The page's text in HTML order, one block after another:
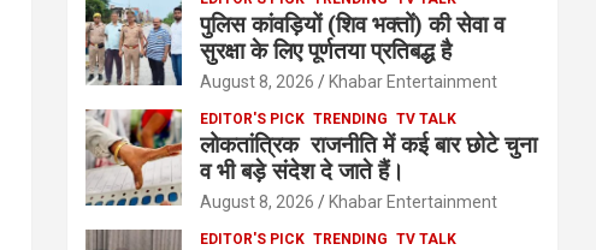
पुलिस कांवड़ियों (शिव भक्तों) की सेवा व
सुरक्षा के लिए पूर्णतया प्रतिबद्ध है
August 8, 2026 Khabar Entertainment
EDITOR'S PICK TRENDING TV TALK
लोकतांत्रिक राजनीति में कई बार छोटे चुना
व भी बड़े संदेश दे जाते हैं।
August 8, 2026 Khabar Entertainment
EDITOR'S PICK TRENDING TV TALK